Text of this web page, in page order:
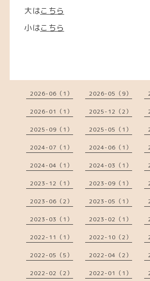
大はこちら
小はこちら
2026-06（1） 2026-05（9）
2026-01（1） 2025-12（2）
2025-09（1） 2025-05（1）
2024-07（1） 2024-06（1）
2024-04（1） 2024-03（1）
2023-12（1） 2023-09（1）
2023-06（2） 2023-05（1）
2023-03（1） 2023-02（1）
2022-11（1） 2022-10（2）
2022-05（5） 2022-04（2）
2022-02（2） 2022-01（1）